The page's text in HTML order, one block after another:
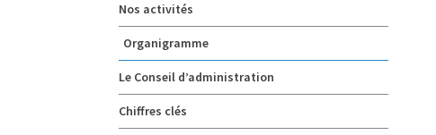
Nos activités
Organigramme
Le Conseil d’administration
Chiffres clés